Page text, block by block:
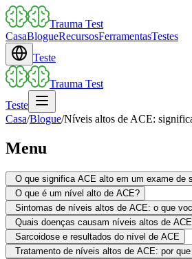
Trauma Test
CasaBlogueRecursosFerramentasTestes
Teste
Trauma Test
Teste
Casa/Blogue/Níveis altos de ACE:
Menu
O que significa ACE alto em um exame de
O que é um nível alto de ACE?
Sintomas de níveis altos de ACE: o que
Quais doenças causam níveis altos de
Sarcoidose e resultados do nível de ACE
Tratamento de níveis altos de ACE: por